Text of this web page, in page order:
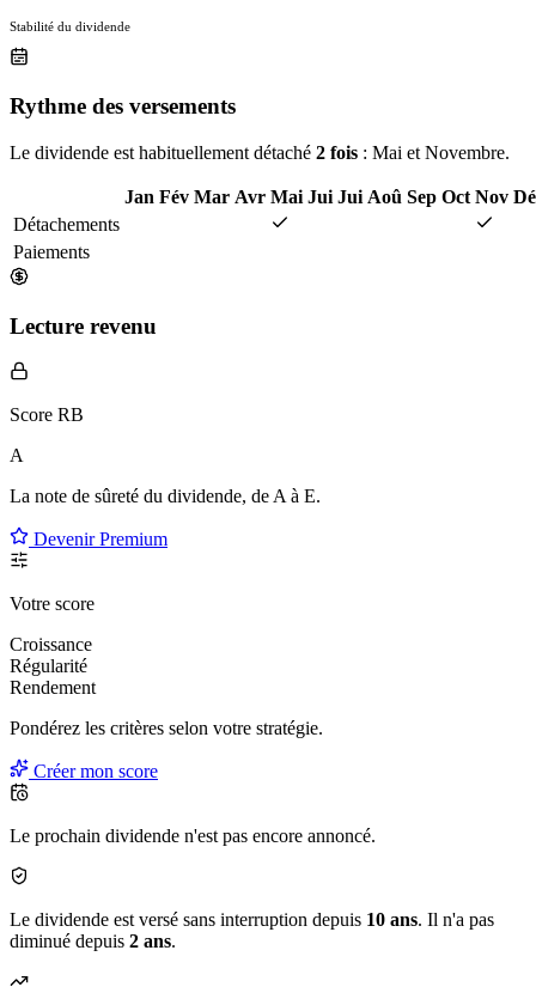
Stabilité du dividende
Rythme des versements
Le dividende est habituellement détaché 2 fois : Mai et Novembre.
Jan Fév Mar Avr Mai Jui Jui Aoû Sep Oct Nov
Détachements
Paiements
Lecture revenu
Score RB
A
La note de sûreté du dividende, de A à E.
Devenir Premium
Votre score
Croissance
Régularité
Rendement
Pondérez les critères selon votre stratégie.
Créer mon score
Le prochain dividende n'est pas encore annoncé.
Le dividende est versé sans interruption depuis 10 ans. Il n'a pas
diminué depuis 2 ans.